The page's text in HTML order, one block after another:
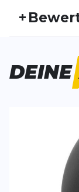
+
Bisher
Trail
Vorname
Vorname
DEINE